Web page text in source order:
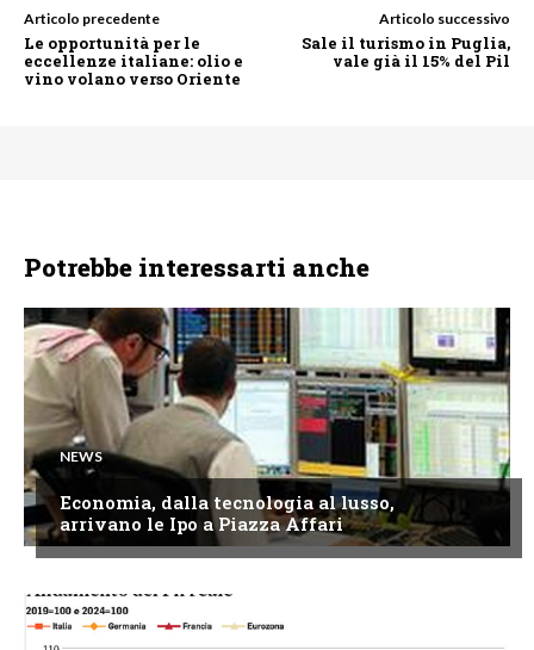
Articolo precedente
Le opportunità per le
eccellenze italiane: olio e
vino volano verso Oriente
Articolo successivo
Sale il turismo in Puglia,
vale già il 15% del Pil
Potrebbe interessarti anche
NEWS
Economia, dalla tecnologia al lusso,
arrivano le Ipo a Piazza Affari